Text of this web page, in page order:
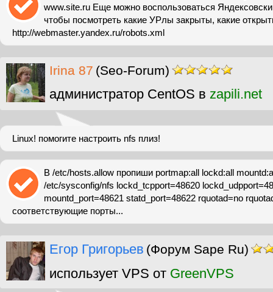
www.site.ru Еще можно воспользоваться
чтобы посмотреть какие УРлы закрыты, какие
http://webmaster.yandex.ru/robots.xml
Irina 87 (Seo-Forum)
администратор CentOS в zapili.net
Linux! помогите настроить nfs плиз!
В /etc/hosts.allow пропиши portmap:all lockd:all
/etc/sysconfig/nfs lockd_tcpport=48620
mountd_port=48621 statd_port=48622 rquotad=no
соответствующие порты...
Егор Григорьев (Форум Sape Ru)
использует VPS от GreenVPS